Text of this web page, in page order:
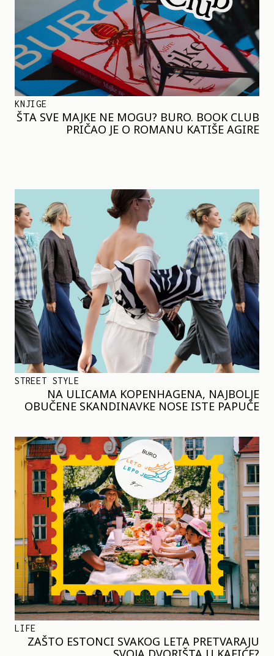
KNJIGE
ŠTA SVE MAJKE NE MOGU? BURO. BOOK CLUB
PRIČAO JE O ROMANU KATIŠE AGIRE
STREET STYLE
NA ULICAMA KOPENHAGENA, NAJBOLJE
OBUČENE SKANDINAVKE NOSE ISTE PAPUČE
LIFE
ZAŠTO ESTONCI SVAKOG LETA PRETVARAJU